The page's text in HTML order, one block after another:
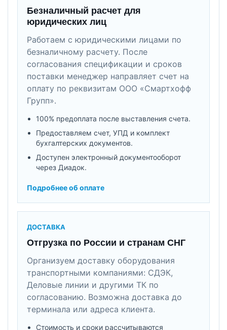
Безналичный расчет для
юридических лиц
Работаем с юридическими лицами по
безналичному расчету. После
согласования спецификации и сроков
поставки менеджер направляет счет на
оплату по реквизитам ООО «Смартхофф
Групп».
100% предоплата после выставления счета.
Предоставляем счет, УПД и комплект
бухгалтерских документов.
Доступен электронный документооборот
через Диадок.
Подробнее об оплате
ДОСТАВКА
Отгрузка по России и странам СНГ
Организуем доставку оборудования
транспортными компаниями: СДЭК,
Деловые линии и другими ТК по
согласованию. Возможна доставка до
терминала или адреса клиента.
Стоимость и сроки рассчитываются